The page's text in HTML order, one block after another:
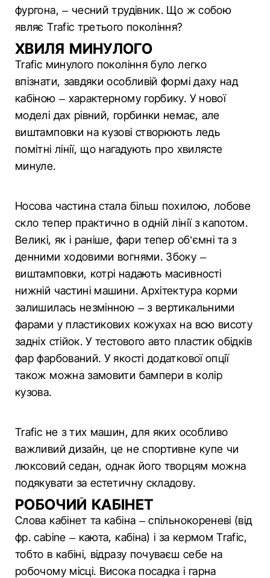
фургона, – чесний трудівник. Що ж собою
являє Trafic третього покоління?
ХВИЛЯ МИНУЛОГО
Trafic минулого покоління було легко
впізнати, завдяки особливій формі даху над
кабіною – характерному горбику. У нової
моделі дах рівний, горбинки немає, але
виштамповки на кузові створюють ледь
помітні лінії, що нагадують про хвилясте
минуле.
Носова частина стала більш похилою, лобове
скло тепер практично в одній лінії з капотом.
Великі, як і раніше, фари тепер об’ємні та з
денними ходовими вогнями. Збоку –
виштамповки, котрі надають масивності
нижній частині машини. Архітектура корми
залишилась незмінною – з вертикальними
фарами у пластикових кожухах на всю висоту
задніх стійок. У тестового авто пластик обідків
фар фарбований. У якості додаткової опції
також можна замовити бампери в колір
кузова.
Trafic не з тих машин, для яких особливо
важливий дизайн, це не спортивне купе чи
люксовий седан, однак його творцям можна
подякувати за естетичну складову.
РОБОЧИЙ КАБІНЕТ
Слова кабінет та кабіна – спільнокореневі (від
фр. cabine – каюта, кабіна) і за кермом Trafic,
тобто в кабіні, відразу почуваєш себе на
робочому місці. Висока посадка і гарна